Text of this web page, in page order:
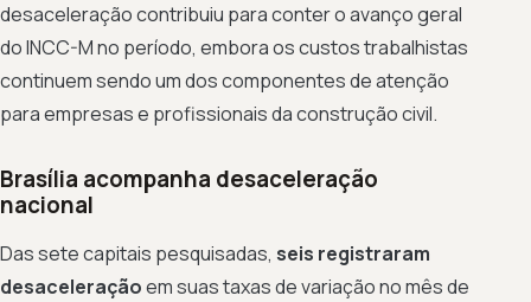
desaceleração contribuiu para conter o avanço geral
do INCC-M no período, embora os custos trabalhistas
continuem sendo um dos componentes de atenção
para empresas e profissionais da construção civil.
Brasília acompanha desaceleração
nacional
Das sete capitais pesquisadas, seis registraram
desaceleraçãoem suas taxas de variação no mês de